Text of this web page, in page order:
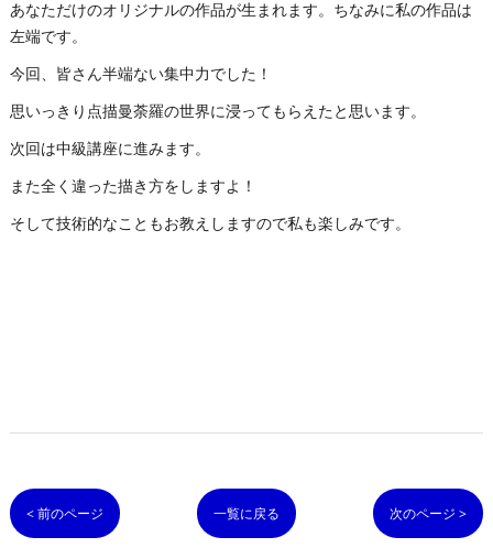
あなただけのオリジナルの作品が生まれます。ちなみに私の作品は
左端です。
今回、皆さん半端ない集中力でした！
思いっきり点描曼荼羅の世界に浸ってもらえたと思います。
次回は中級講座に進みます。
また全く違った描き方をしますよ！
そして技術的なこともお教えしますので私も楽しみです。
< 前のページ 一覧に戻る 次のページ >